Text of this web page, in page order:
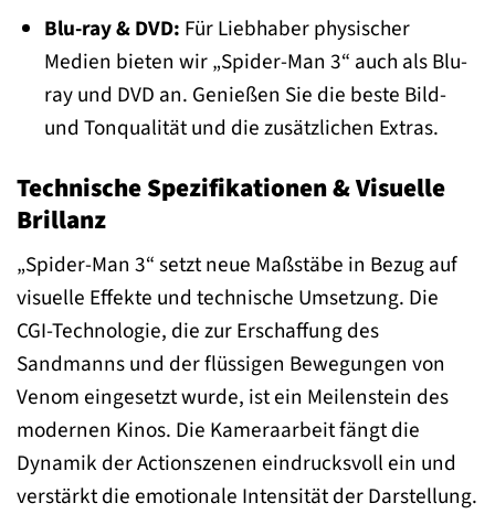
Blu-ray & DVD: Für Liebhaber physischer
Medien bieten wir „Spider-Man 3“ auch als Blu-
ray und DVD an. Genießen Sie die beste Bild-
und Tonqualität und die zusätzlichen Extras.
Technische Spezifikationen & Visuelle
Brillanz
„Spider-Man 3“ setzt neue Maßstäbe in Bezug auf
visuelle Effekte und technische Umsetzung. Die
CGI-Technologie, die zur Erschaffung des
Sandmanns und der flüssigen Bewegungen von
Venom eingesetzt wurde, ist ein Meilenstein des
modernen Kinos. Die Kameraarbeit fängt die
Dynamik der Actionszenen eindrucksvoll ein und
verstärkt die emotionale Intensität der Darstellung.